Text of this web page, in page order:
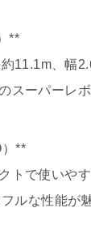
**
11.1m、幅
スーパーレ
**
トで使いや
ルな性能が